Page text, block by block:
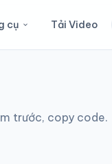
cụ Tải Video
trước, copy code.